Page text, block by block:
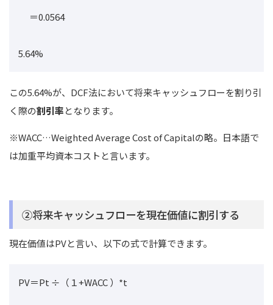
＝0.0564
5.64%
この5.64%が、DCF法において将来キャッシュフローを割り引
く際の割引率となります。
※WACC…Weighted Average Cost of Capitalの略。日本語で
は加重平均資本コストと言います。
②将来キャッシュフローを現在価値に割引する
現在価値はPVと言い、以下の式で計算できます。
PV＝Pt ÷（１+WACC ）*t